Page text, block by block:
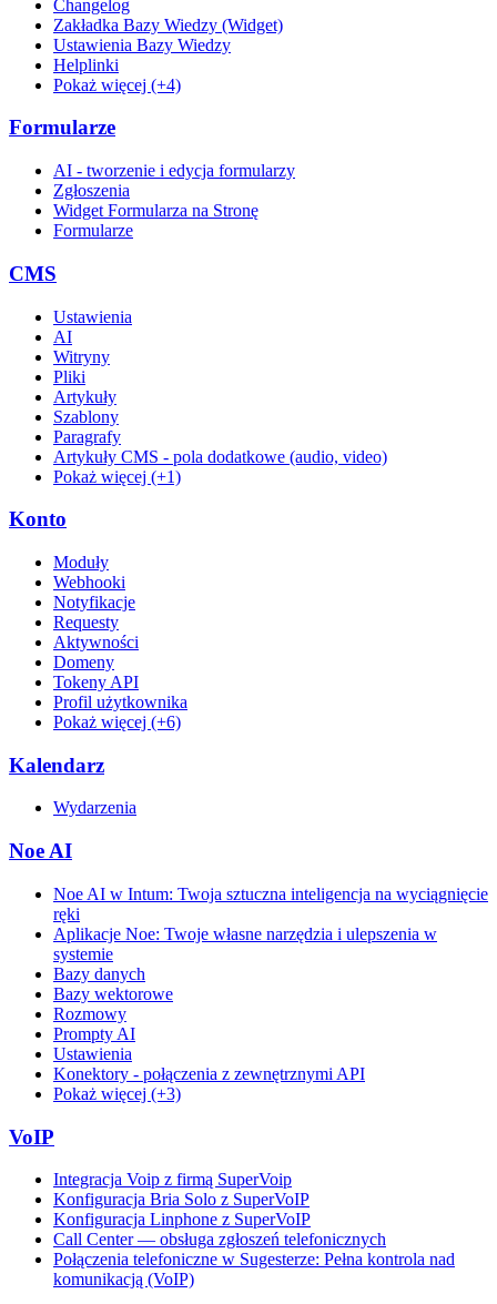
Changelog
Zakładka Bazy Wiedzy (Widget)
Ustawienia Bazy Wiedzy
Helplinki
Pokaż więcej (+4)
Formularze
AI - tworzenie i edycja formularzy
Zgłoszenia
Widget Formularza na Stronę
Formularze
CMS
Ustawienia
AI
Witryny
Pliki
Artykuły
Szablony
Paragrafy
Artykuły CMS - pola dodatkowe (audio, video)
Pokaż więcej (+1)
Konto
Moduły
Webhooki
Notyfikacje
Requesty
Aktywności
Domeny
Tokeny API
Profil użytkownika
Pokaż więcej (+6)
Kalendarz
Wydarzenia
Noe AI
Noe AI w Intum: Twoja sztuczna inteligencja na wyciągnięcie
ręki
Aplikacje Noe: Twoje własne narzędzia i ulepszenia w
systemie
Bazy danych
Bazy wektorowe
Rozmowy
Prompty AI
Ustawienia
Konektory - połączenia z zewnętrznymi API
Pokaż więcej (+3)
VoIP
Integracja Voip z firmą SuperVoip
Konfiguracja Bria Solo z SuperVoIP
Konfiguracja Linphone z SuperVoIP
Call Center — obsługa zgłoszeń telefonicznych
Połączenia telefoniczne w Sugesterze: Pełna kontrola nad
komunikacją (VoIP)